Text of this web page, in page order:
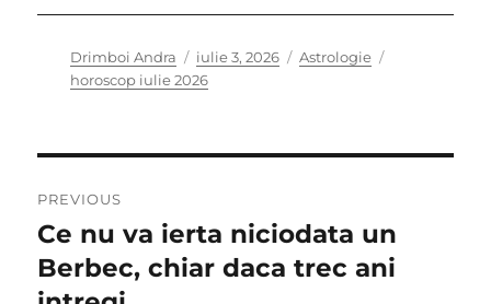
Author
Drimboi Andra
Posted
on
iulie 3, 2026 Categories
Astrologie
horoscop iulie 2026
în
articole
PREVIOUS
Previous
post:
Ce nu va ierta niciodata un
Berbec, chiar daca trec ani